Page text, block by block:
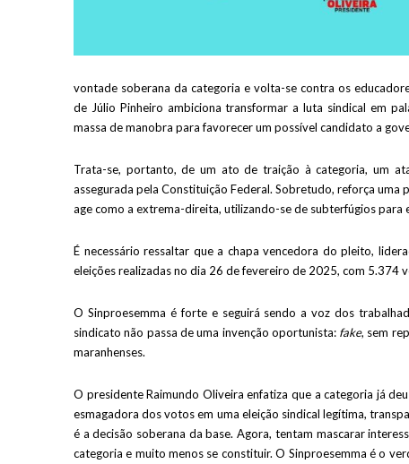
vontade soberana da categoria e volta-se contra os
de Júlio Pinheiro ambiciona transformar a luta sindical em
massa de manobra para favorecer um possível candidato a
Trata-se, portanto, de um ato de traição à categoria, um
assegurada pela Constituição Federal. Sobretudo, reforça
age como a extrema-direita, utilizando-se de subterfúgios para
É necessário ressaltar que a chapa vencedora do pleito,
eleições realizadas no dia 26 de fevereiro de 2025, com 5.374
O Sinproesemma é forte e seguirá sendo a voz dos
sindicato não passa de uma invenção oportunista: fake, sem
maranhenses.
O presidente Raimundo Oliveira enfatiza que a categoria já
esmagadora dos votos em uma eleição sindical legítima,
é a decisão soberana da base. Agora, tentam mascarar
categoria e muito menos se constituir. O Sinproesemma é o